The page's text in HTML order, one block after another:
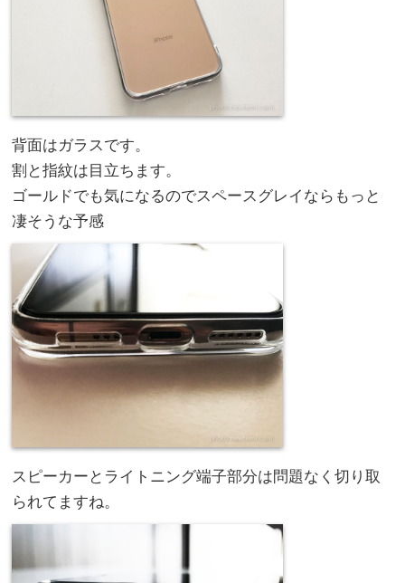
背面はガラスです。
割と指紋は目立ちます。
ゴールドでも気になるのでスペースグレイならもっと
凄そうな予感
スピーカーとライトニング端子部分は問題なく切り取
られてますね。